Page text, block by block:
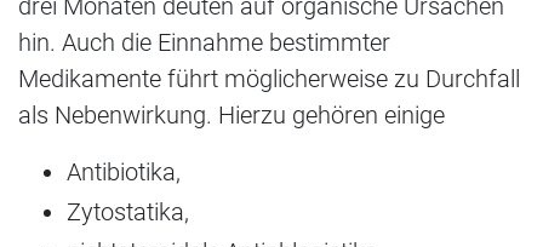
drei Monaten deuten auf organische Ursachen
hin. Auch die Einnahme bestimmter
Medikamente führt möglicherweise zu Durchfall
als Nebenwirkung. Hierzu gehören einige
Antibiotika,
Zytostatika,